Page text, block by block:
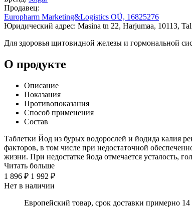
Продавец:
Europharm Marketing&Logistics OÜ, 16825276
Юридический адрес: Masina tn 22, Harjumaa, 10113,
Для здоровья щитовидной железы и гормональной
О продукте
Описание
Показания
Противопоказания
Способ применения
Состав
Таблетки Йод из бурых водорослей и йодида калия
факторов, в том числе при недостаточной
жизни. При недостатке йода отмечается усталость,
Читать больше
1 896 ₽ 1 992 ₽
Нет в наличии
Европейский товар, срок доставки примерно